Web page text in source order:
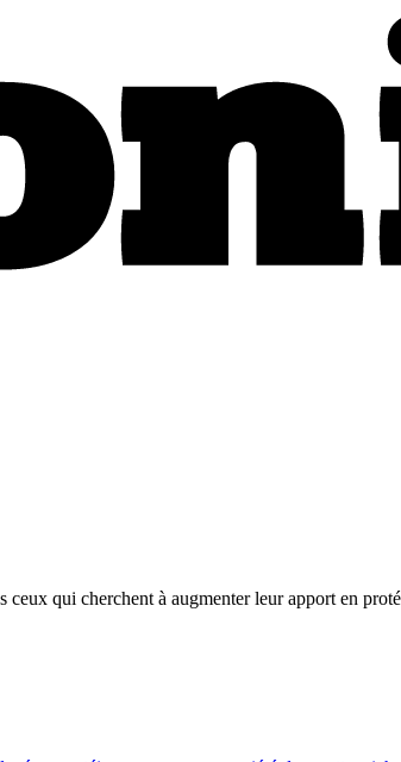
qui cherchent à augmenter leur apport en